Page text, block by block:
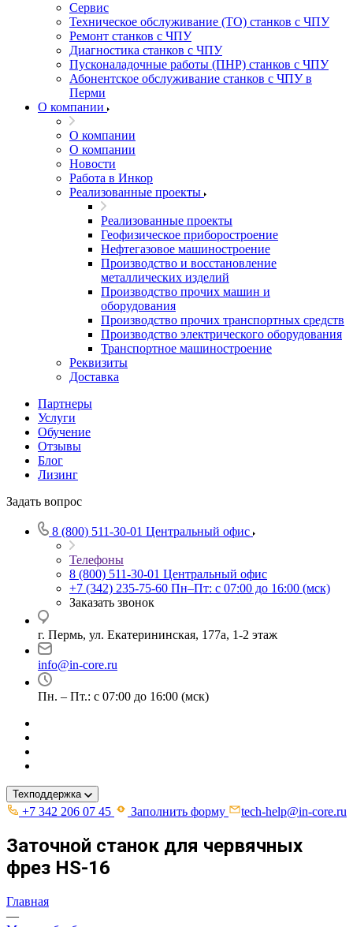
Сервис
Техническое обслуживание (ТО) станков с ЧПУ
Ремонт станков с ЧПУ
Диагностика станков с ЧПУ
Пусконаладочные работы (ПНР) станков с ЧПУ
Абонентское обслуживание станков с ЧПУ в
Перми
О компании
О компании
О компании
Новости
Работа в Инкор
Реализованные проекты
Реализованные проекты
Геофизическое приборостроение
Нефтегазовое машиностроение
Производство и восстановление
металлических изделий
Производство прочих машин и
оборудования
Производство прочих транспортных средств
Производство электрического оборудования
Транспортное машиностроение
Реквизиты
Доставка
Партнеры
Услуги
Обучение
Отзывы
Блог
Лизинг
Задать вопрос
8 (800) 511-30-01 Центральный офис
Телефоны
8 (800) 511-30-01 Центральный офис
+7 (342) 235-75-60 Пн–Пт: с 07:00 до 16:00 (мск)
Заказать звонок
г. Пермь, ул. ​Екатерининская, 177а, ​1-2 этаж
info@in-core.ru
Пн. – Пт.: с 07:00 до 16:00 (мск)
Техподдержка
+7 342 206 07 45 Заполнить форму tech-help@in-core.ru
Заточной станок для червячных
фрез HS-16
Главная
—